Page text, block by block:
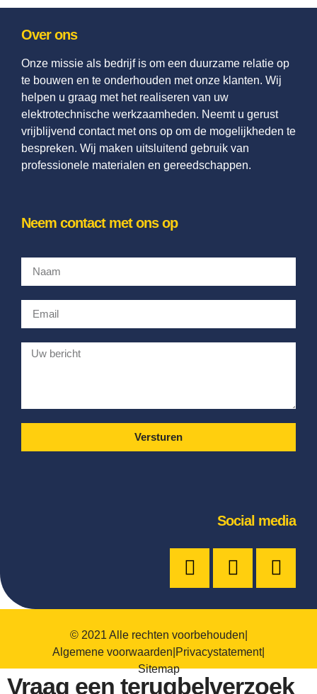
Over ons
Onze missie als bedrijf is om een duurzame relatie op
te bouwen en te onderhouden met onze klanten. Wij
helpen u graag met het realiseren van uw
elektrotechnische werkzaamheden. Neemt u gerust
vrijblijvend contact met ons op om de mogelijkheden te
bespreken. Wij maken uitsluitend gebruik van
professionele materialen en gereedschappen.
Neem contact met ons op
Versturen
Social media
© 2021 Alle rechten voorbehouden
Algemene voorwaarden Privacystatement|
Sitemap
Vraag een terugbelverzoek